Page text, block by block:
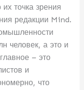
точка зрения
редакции Mind.
человек, а это и
– это
и
что